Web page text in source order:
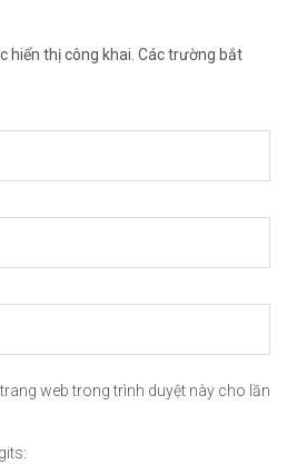
neu-muon-thanh-
xem thông tin😘🍀🤗Chúc bạn
hiển thị công khai. Các trường bắt
trang web trong trình duyệt này cho lần